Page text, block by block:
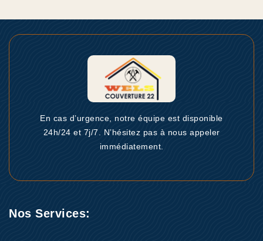
En cas d’urgence, notre équipe est disponible
24h/24 et 7j/7. N’hésitez pas à nous appeler
immédiatement.
Nos Services: